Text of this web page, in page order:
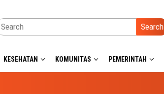
Search
KESEHATAN KOMUNITAS PEMERINTAH